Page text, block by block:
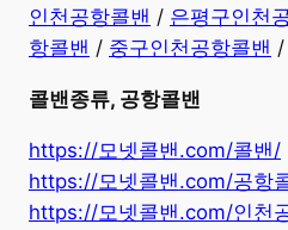
인천공항콜밴 / 은평구인천
항콜밴 / 중구인천공항콜밴 /
콜밴종류, 공항콜밴
https://모넷콜밴.com/콜밴/
https://모넷콜밴.com/공항
https://모넷콜밴.com/인천